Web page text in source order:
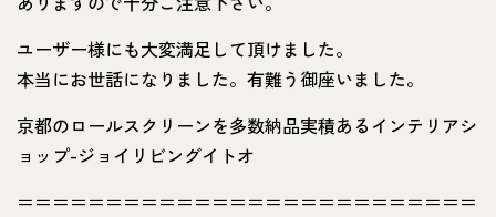
ユーザー様にも大変満足して頂けました。
本当にお世話になりました。有難う御座いました。
京都のロールスクリーンを多数納品実積あるインテリアシ
ョップ-ジョイリビングイトオ
＝＝＝＝＝＝＝＝＝＝＝＝＝＝＝＝＝＝＝＝＝＝＝＝＝＝